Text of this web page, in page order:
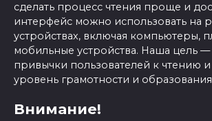
сделать процесс чтения проще и
интерфейс можно использовать на
устройствах, включая компьютеры,
мобильные устройства. Наша цель
привычки пользователей к чтению
уровень грамотности и
Внимание!